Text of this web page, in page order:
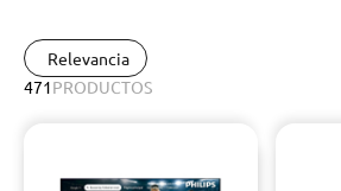
Relevancia
471PRODUCTOS